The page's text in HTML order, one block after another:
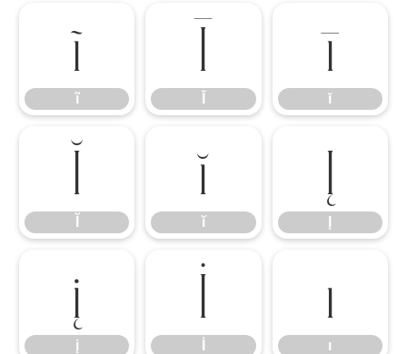
ĩ
ĩ
Ī ī
ī
Ĭ ĭ
ĭ
Į
į
į
İ ı
ı